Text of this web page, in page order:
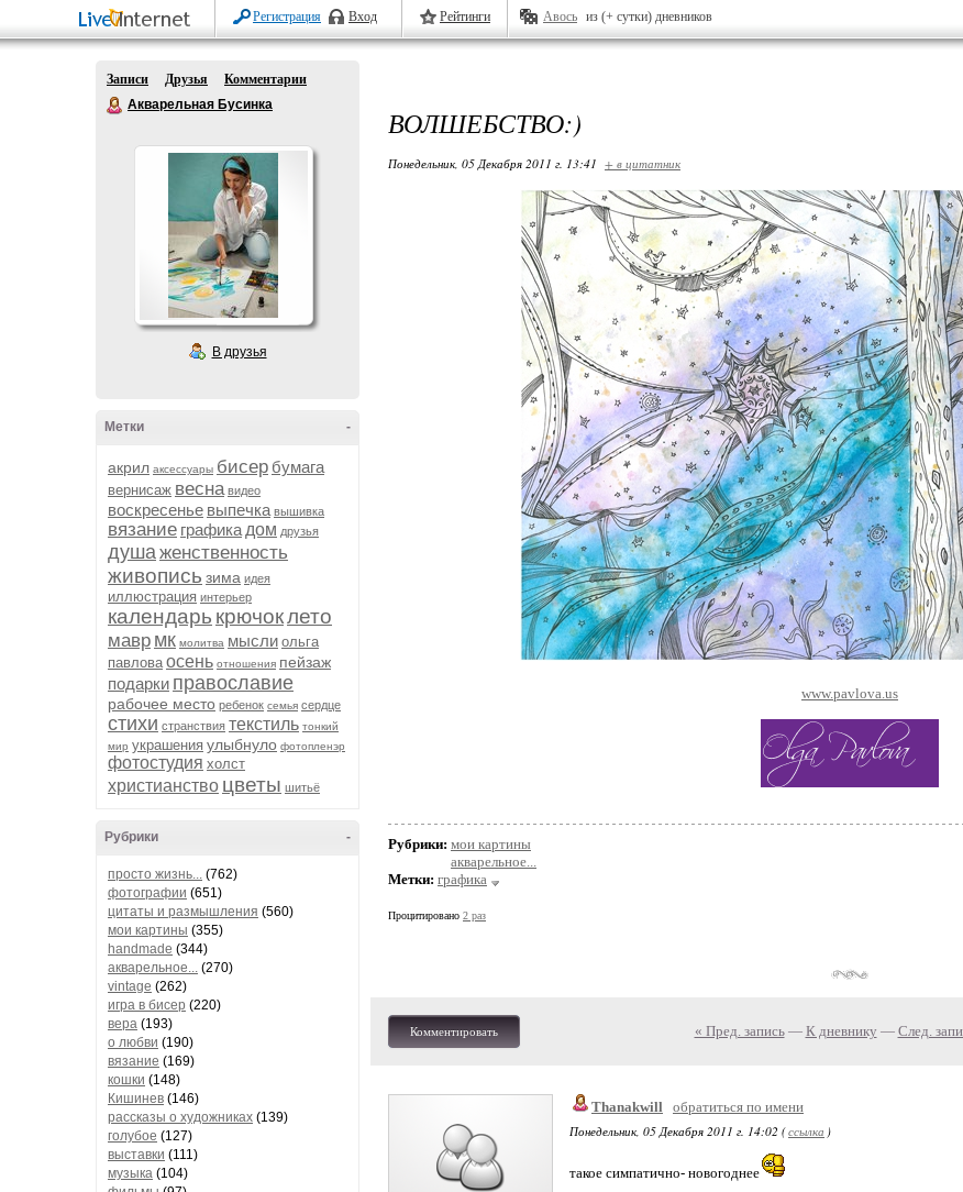
Регистрация Вход Рейтинги Авось из (+ сутки) дневников
Записи Друзья
Комментарии
Акварельная Бусинка
В друзья
-
Метки
акрил аксессуары бисер бумага
вернисаж весна видео
воскресенье выпечка вышивка
вязание графика дом друзья
душаженственность
живопись зима идея
иллюстрация интерьер
календарь крючоклето
мавр мк молитва мысли ольга
павлова осень отношения пейзаж
подарки православие
рабочее место ребенок семья сердце
стихи странствия текстиль тонкий
мир украшения улыбнуло фотопленэр
фотостудия холст
христианство цветы шитьё
-
Рубрики
просто жизнь... (762)
фотографии (651)
цитаты и размышления (560)
мои картины (355)
handmade (344)
акварельное... (270)
vintage (262)
игра в бисер (220)
вера (193)
о любви (190)
вязание (169)
кошки (148)
Кишинев (146)
рассказы о художниках (139)
голубое (127)
выставки (111)
музыка (104)
ВОЛШЕБСТВО:)
Понедельник, 05 Декабря 2011 г. 13:41 + в цитатник
www.pavlova.us
Рубрики: мои картины
акварельное...
Метки: графика
Процитировано 2 раз
Комментировать « Пред. запись— К дневнику — След.
Thanakwill обратиться по имени
Понедельник, 05 Декабря 2011 г. 14:02 (ссылка )
такое симпатично- новогоднее